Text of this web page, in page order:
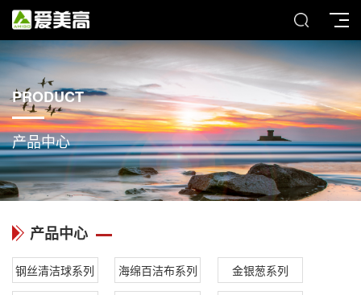
PRODUCT
产品中心
产品中心
钢丝清洁球系列 海绵百洁布系列 金银葱系列